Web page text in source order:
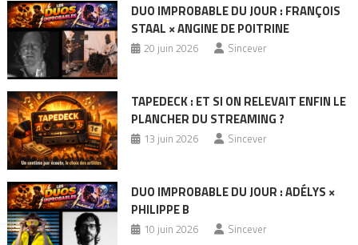
DUO IMPROBABLE DU JOUR : FRANÇOIS
STAAL × ANGINE DE POITRINE
20 juin 2026 Sincever
TAPEDECK : ET SI ON RELEVAIT ENFIN LE
PLANCHER DU STREAMING ?
13 juin 2026 Sincever
DUO IMPROBABLE DU JOUR : ADÉLYS ×
PHILIPPE B
10 juin 2026 Sincever